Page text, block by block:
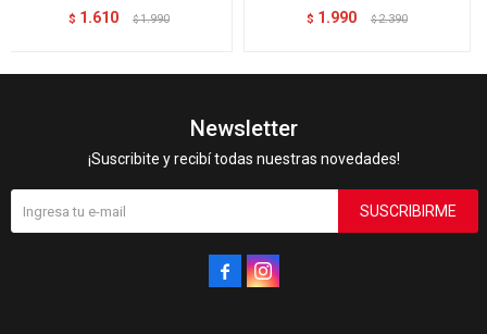
$ 1.610 $ 1.990 $ 1.990 $ 2.390
Newsletter
¡Suscribite y recibí todas nuestras novedades!
SUSCRIBIRME
 